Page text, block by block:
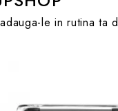
le in rutina ta